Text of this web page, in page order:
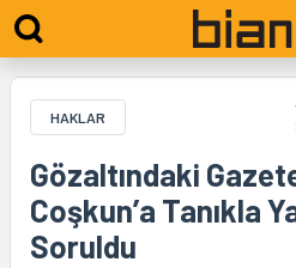
HAKLAR
Gözaltındaki
Coşkun’a Tanıkla
Soruldu